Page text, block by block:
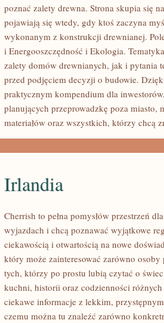
poznać zalety drewna. Strona skupia się
pojawiają się wtedy, gdy ktoś zaczyna
wykonanym z konstrukcji drewnianej.
i Energooszczędność i Ekologia.
zalety domów drewnianych, jak i pytania
przed podjęciem decyzji o budowie.
praktycznym kompendium dla
planujących przeprowadzkę poza miasto,
materiałów oraz wszystkich, którzy chcą
Irlandia
Cherrish to pełna pomysłów przestrzeń
wyjazdach i chcą poznawać wyjątkowe
ciekawością i otwartością na nowe
który może zainteresować zarówno
tych, którzy po prostu lubią czytać o
kuchni, historii oraz codzienności
ciekawe informacje z lekkim,
czemu można tu znaleźć zarówno